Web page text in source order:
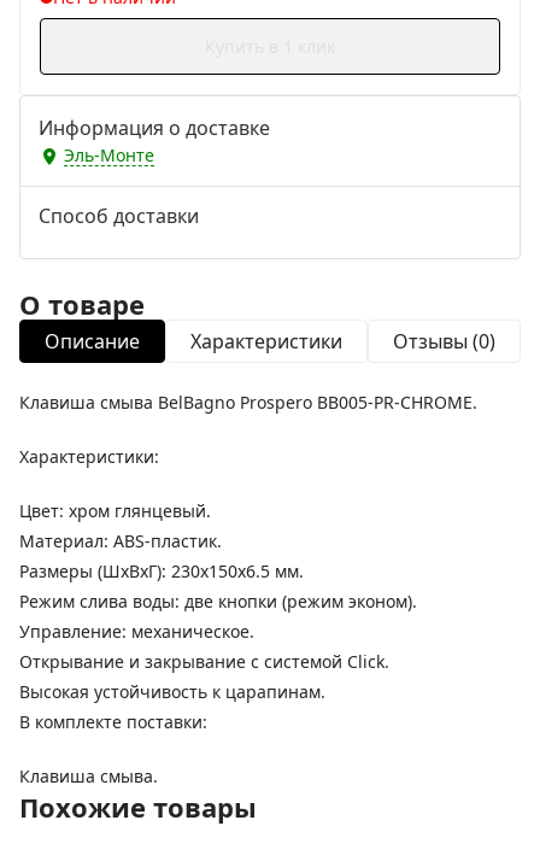
Информация о доставке
Эль-Монте
Способ доставки
О товаре
Описание Характеристики Отзывы (0)
Клавиша смыва BelBagno Prospero BB005-PR-CHROME.
Характеристики:
Цвет: хром глянцевый.
Материал: ABS-пластик.
Размеры (ШхВхГ): 230х150х6.5 мм.
Режим слива воды: две кнопки (режим эконом).
Управление: механическое.
Открывание и закрывание с системой Click.
Высокая устойчивость к царапинам.
В комплекте поставки:
Клавиша смыва.
Похожие товары